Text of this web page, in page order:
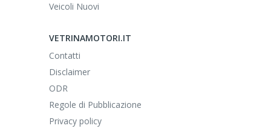
Veicoli Nuovi
VETRINAMOTORI.IT
Contatti
Disclaimer
ODR
Regole di Pubblicazione
Privacy policy